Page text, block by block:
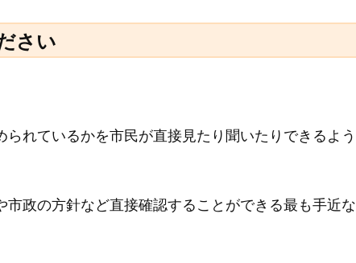
さい
れているかを市民が直接見たり聞いたりできるよう
政の方針など直接確認することができる最も手近な